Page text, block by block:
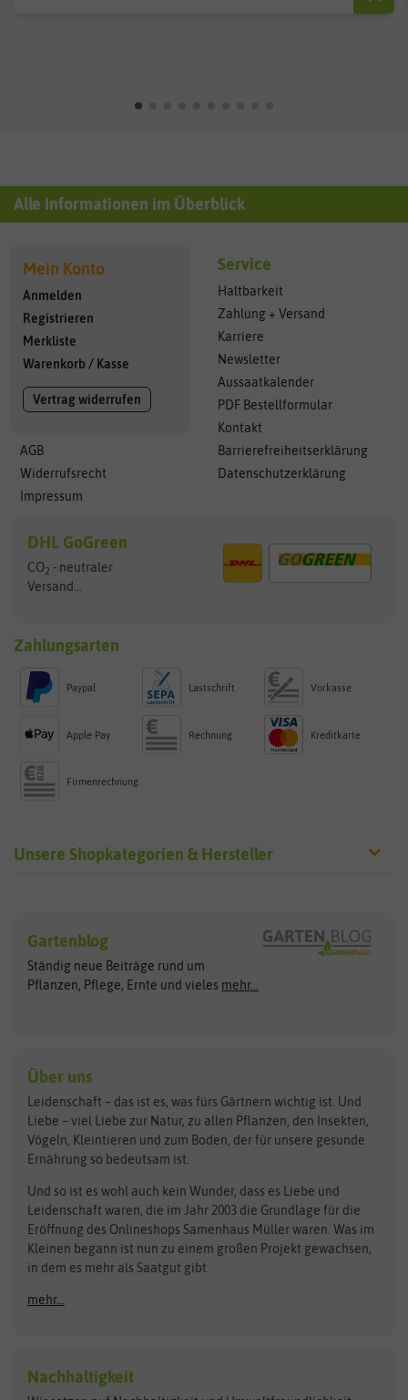
Alle Informationen im Überblick
Mein Konto
Anmelden
Registrieren
Merkliste
Warenkorb / Kasse
Vertrag widerrufen
AGB
Widerrufsrecht
Impressum
Service
Haltbarkeit
Zahlung + Versand
Karriere
Newsletter
Aussaatkalender
PDF Bestellformular
Kontakt
Barrierefreiheitserklärung
Datenschutzerklärung
DHL GoGreen
CO2 - neutraler
Versand...
Zahlungsarten
Paypal Lastschrift Vorkasse
Apple Pay Rechnung Kreditkarte
Firmenrechnung
Unsere Shopkategorien & Hersteller
Exotische Samen
Gemüsesamen
Gründünger
Kräutersamen
Obstsamen
Pilzbrut
Rasensamen
Steckzwiebeln
Zimmer & Kübelpflanzen
Kataloge
Schnäppchen
Anzucht & Gartenzubehör
Anzuchtschalen
Heizmatte & Heizkabel
Arche Noah
ASB Greenworld
Benary
Bingenheimer Saatgut
BioBalu
Bionana
BIOWOL
Blumicorn
Bûten Birds
Carl Pabst
Clever Pots
COMPO
Dürr-Samen
elho
Feldsaaten Freudenberger
Fertil
Flora Elite
Gartenblog
Ständig neue Beiträge rund um
Pflanzen, Pflege, Ernte und vieles mehr...
Über uns
Leidenschaft – das ist es, was fürs Gärtnern wichtig ist. Und
Liebe – viel Liebe zur Natur, zu allen Pflanzen, den Insekten,
Vögeln, Kleintieren und zum Boden, der für unsere gesunde
Ernährung so bedeutsam ist.
Und so ist es wohl auch kein Wunder, dass es Liebe und
Leidenschaft waren, die im Jahr 2003 die Grundlage für die
Eröffnung des Onlineshops Samenhaus Müller waren. Was im
Kleinen begann ist nun zu einem großen Projekt gewachsen,
in dem es mehr als Saatgut gibt.
mehr...
Nachhaltigkeit